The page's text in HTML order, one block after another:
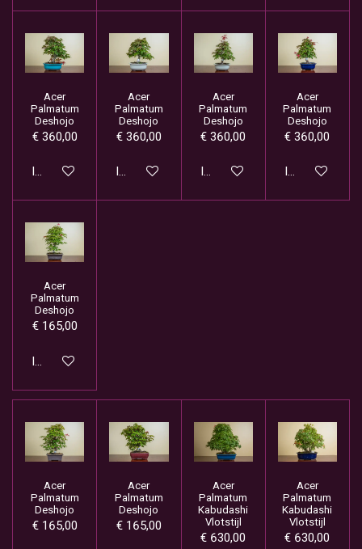
Acer
Palmatum
Deshojo
€ 360,00
In winkelwagen
Acer
Palmatum
Deshojo
€ 360,00
In winkelwagen
Acer
Palmatum
Deshojo
€ 360,00
In winkelwagen
Acer
Palmatum
Deshojo
€ 360,00
In
Acer
Palmatum
Deshojo
€ 165,00
In winkelwagen
Acer
Palmatum
Deshojo
€ 165,00
Acer
Palmatum
Deshojo
€ 165,00
Acer
Palmatum
Kabudashi
Vlotstijl
€ 630,00
Acer
Palmatum
Kabudashi
Vlotstijl
€ 630,00